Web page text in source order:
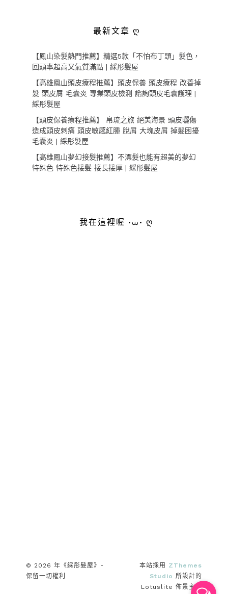
最新文章 ღ
【鳳山染髮熱門推薦】精選5款「不怕布丁頭」髮色，
回頭率超高又氣質滿點 | 綵彤髮屋
【高雄鳳山頭皮療程推薦】頭皮保養 頭皮療程 改善掉
髮 頭皮屑 毛囊炎 專業頭皮檢測 諮詢頭皮毛囊護理 |
綵彤髮屋
【頭皮保養療程推薦】 帛琉之旅 絕美海景 頭皮曬傷
造成頭皮刺痛 頭皮敏感紅腫 脫屑 大塊皮屑 掉髮困擾
毛囊炎 | 綵彤髮屋
【高雄鳳山夢幻接髮推薦】不漂髮也能有超美的夢幻
特殊色 特殊色接髮 接長接厚 | 綵彤髮屋
我在這裡喔 •⩊• ღ
© 2026 年《綵彤髮屋》-
保留一切權利
本站採用 ZThemes
Studio 所設計的
Lotuslite 佈景主題